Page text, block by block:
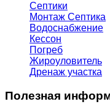
Септики
Монтаж Септика
Водоснабжение
Кессон
Погреб
Жироуловитель
Дренаж участка
Полезная